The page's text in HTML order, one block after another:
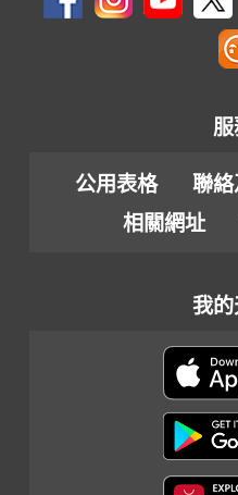
公用表格 聯絡
相關網址
我的